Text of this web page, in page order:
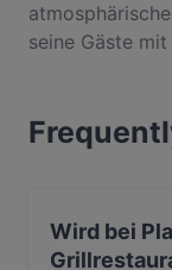
seine Gäste
Tapas, Steaks
Rindfleisch
Plaza Toro
Wird bei